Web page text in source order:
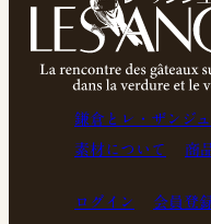
鎌倉とレ・ザンジュ
素材について
商
ログイン 会員登